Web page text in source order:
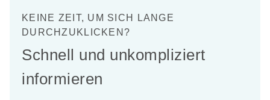
KEINE ZEIT, UM SICH LANGE
DURCHZUKLICKEN?
Schnell und unkompliziert
informieren